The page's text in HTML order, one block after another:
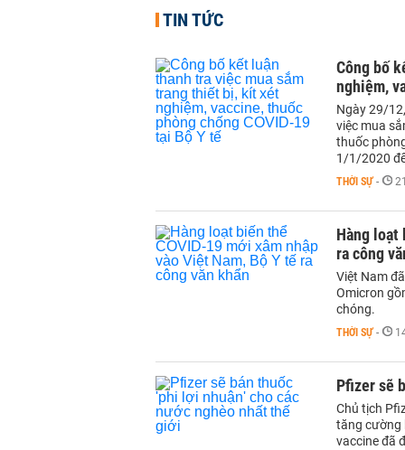
TIN TỨC
Công bố
nghiệm,
Ngày 29/
việc mua
thuốc
1/1/2020
THỜI SỰ -
Hàng loạt
ra công
Việt Nam
Omicron
chóng.
THỜI SỰ -
Pfizer sẽ
Chủ tịch
tăng cường
vaccine đã